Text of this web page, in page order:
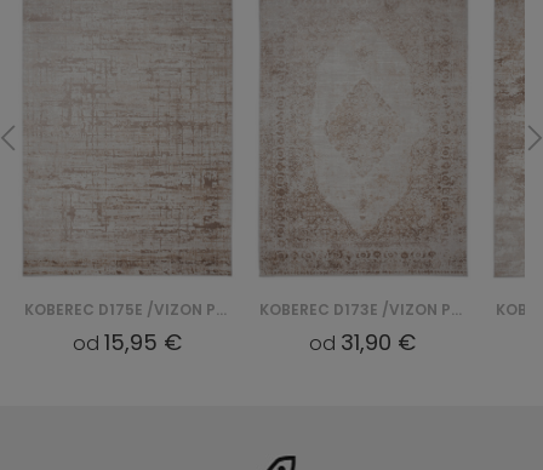
KOBEREC D175E /VIZON PORTLAND - BIAŁY
od 15,95 €
KOBEREC D173E /VIZON PORTLAND - BIAŁY
od 31,90 €